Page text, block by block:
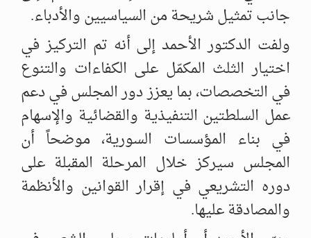
جانب تمثيل شريحة من السياسيين والأدباء.‏
ولفت الدكتور الأحمد إلى أنه تم التركيز في
اختيار الثلث المكمّل على الكفاءات والتنوع
‌‏في التخصصات، بما يعزز دور المجلس في دعم
عمل السلطتين التنفيذية والقضائية ‌‏والإسهام
في بناء المؤسسات السورية، موضحاً أن
المجلس سيركز خلال المرحلة المقبلة ‌‏على
دوره التشريعي في إقرار القوانين والأنظمة
والمصادقة عليها.‏